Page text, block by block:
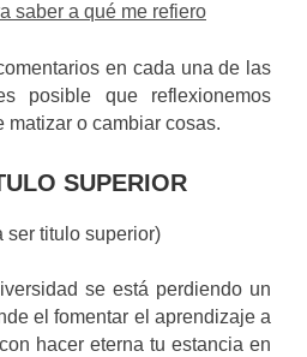
saber a qué me refiero
en cada una de las
posible que reflexionemos
matizar o cambiar cosas.
SUPERIOR
ser titulo superior)
se está perdiendo un
el fomentar el aprendizaje a
hacer eterna tu estancia en